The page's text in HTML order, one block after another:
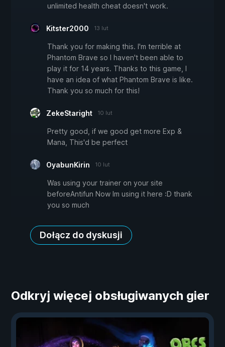
unlimited health cheat doesn't work.
Kitster2000 13 lut
Thank you for making this. I'm terrible at
Phantom Brave so I haven't been able to
play it for 14 years. Thanks to this game, I
have an idea of what Phantom Brave is like.
Thank you so much for this!
ZekeStaright 10 lut
Pretty good, if we good get more Exp &
Mana, This'd be perfect
OyabunKirin 10 lut
Was using your trainer on your site
beforeAntifun Now Im using it here :D thank
you so much
Dołącz do dyskusji
Odkryj więcej obsługiwanych gier